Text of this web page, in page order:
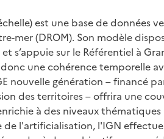
est une base de
(DROM). Son modèle
s’appuie sur le Référentiel à
une cohérence temporelle
nouvelle génération –
des territoires – offrira une
à des niveaux
de l'artificialisation, l'IGN